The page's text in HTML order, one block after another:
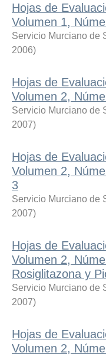
Hojas de
Volumen 1,
Servicio Murciano de
2006)
Hojas de
Volumen 2,
Servicio Murciano de
2007)
Hojas de
Volumen 2,
3
Servicio Murciano de
2007)
Hojas de
Volumen 2,
Rosiglitazona y
Servicio Murciano de
2007)
Hojas de
Volumen 2,